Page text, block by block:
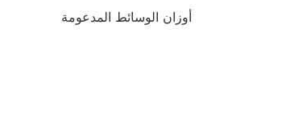
أوزان الوسائط المدعومة